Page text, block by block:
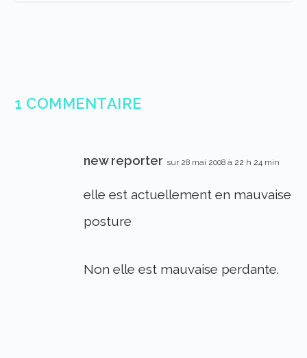
1 COMMENTAIRE
new reporter sur 28 mai 2008 à 22 h 24 min
elle est actuellement en mauvaise
posture
Non elle est mauvaise perdante.